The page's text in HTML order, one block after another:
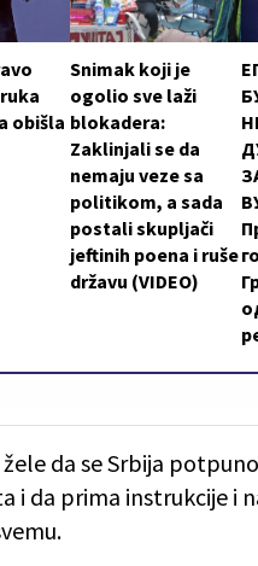
obišla
Snimak koji je
ogolio sve laži
blokadera:
Zaklinjali se da
nemaju veze sa
politikom, a sada
postali skupljači
jeftinih poena i ruše
državu (VIDEO)
da se Srbija
i da prima instrukcije i